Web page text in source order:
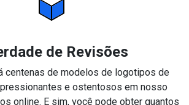
de Revisões
centenas de modelos de logotipos de
e ostentosos em nosso
online. E sim, você pode obter quantos